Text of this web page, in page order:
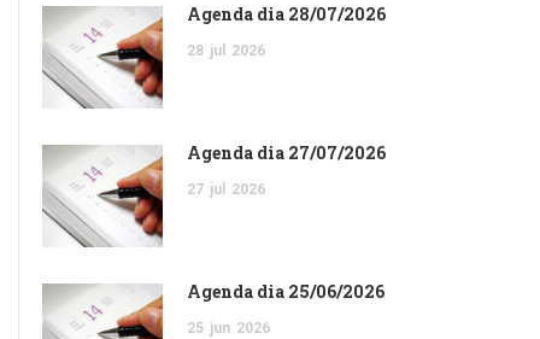
Agenda dia 28/07/2026
28 jul 2026
Agenda dia 27/07/2026
27 jul 2026
Agenda dia 25/06/2026
25 jun 2026